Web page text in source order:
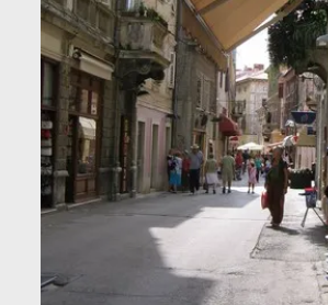
Les îles en images
Voisins du Net